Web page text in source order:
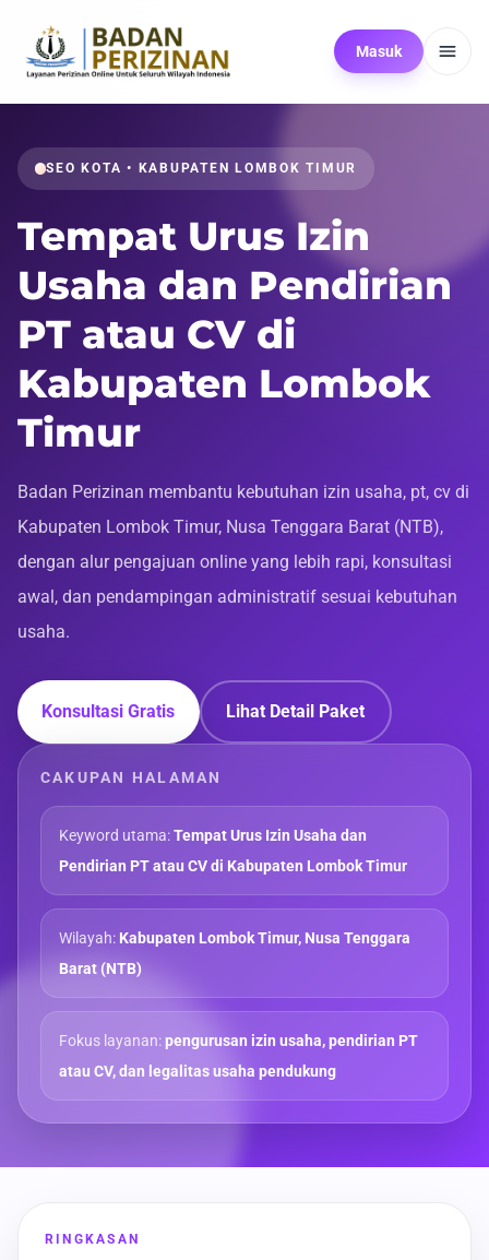
Masuk
SEO KOTA • KABUPATEN LOMBOK TIMUR
Tempat Urus Izin
Usaha dan Pendirian
PT atau CV di
Kabupaten Lombok
Timur
Badan Perizinan membantu kebutuhan izin usaha, pt, cv di
Kabupaten Lombok Timur, Nusa Tenggara Barat (NTB),
dengan alur pengajuan online yang lebih rapi, konsultasi
awal, dan pendampingan administratif sesuai kebutuhan
usaha.
Konsultasi Gratis Lihat Detail Paket
CAKUPAN HALAMAN
Keyword utama:Tempat Urus Izin Usaha dan
Pendirian PT atau CV di Kabupaten Lombok Timur
Wilayah: Kabupaten Lombok Timur, Nusa Tenggara
Barat (NTB)
Fokus layanan:pengurusan izin usaha, pendirian PT
atau CV, dan legalitas usaha pendukung
RINGKASAN